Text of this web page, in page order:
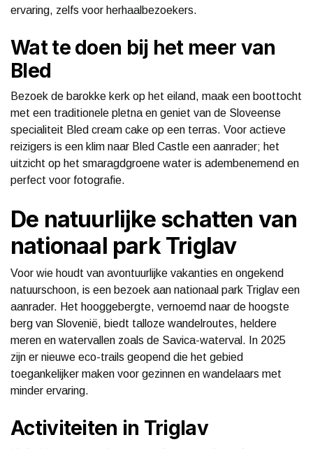
ervaring, zelfs voor herhaalbezoekers.
Wat te doen bij het meer van
Bled
Bezoek de barokke kerk op het eiland, maak een boottocht
met een traditionele pletna en geniet van de Sloveense
specialiteit Bled cream cake op een terras. Voor actieve
reizigers is een klim naar Bled Castle een aanrader; het
uitzicht op het smaragdgroene water is adembenemend en
perfect voor fotografie.
De natuurlijke schatten van
nationaal park Triglav
Voor wie houdt van avontuurlijke vakanties en ongekend
natuurschoon, is een bezoek aan nationaal park Triglav een
aanrader. Het hooggebergte, vernoemd naar de hoogste
berg van Slovenië, biedt talloze wandelroutes, heldere
meren en watervallen zoals de Savica-waterval. In 2025
zijn er nieuwe eco-trails geopend die het gebied
toegankelijker maken voor gezinnen en wandelaars met
minder ervaring.
Activiteiten in Triglav